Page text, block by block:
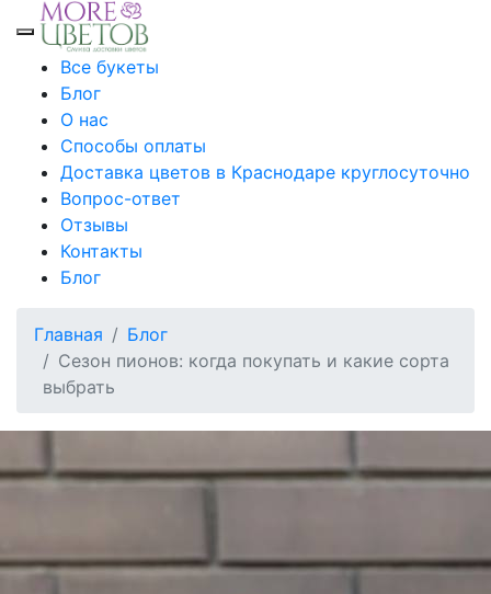
Toggle mobile menu
Все букеты
Блог
О нас
Способы оплаты
Доставка цветов в Краснодаре круглосуточно
Вопрос-ответ
Отзывы
Контакты
Блог
Главная
Блог
Сезон пионов: когда покупать и какие сорта
выбрать